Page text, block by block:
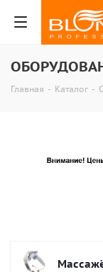
Главная - Каталог -